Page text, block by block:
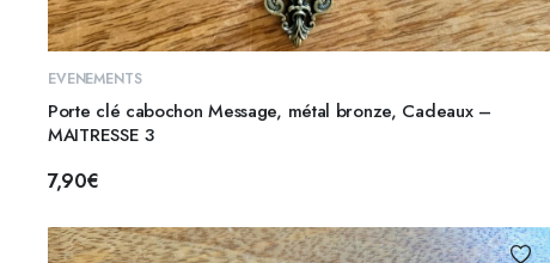
EVENEMENTS
Porte clé cabochon Message, métal bronze, Cadeaux –
MAITRESSE 3
7,90€